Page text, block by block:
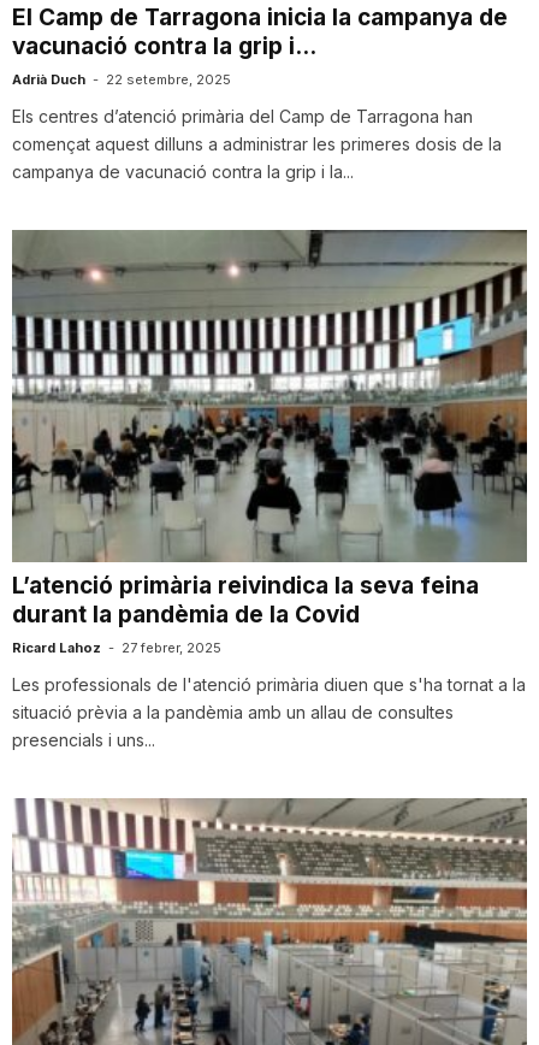
r
r
g
o
n
El Camp de Tarragona inicia la campanya de
vacunació contra la grip i...
Adrià Duch - 22 setembre, 2025
Els centres d’atenció primària del Camp de Tarragona han
començat aquest dilluns a administrar les primeres dosis de la
campanya de vacunació contra la grip i la...
L’atenció primària reivindica la seva feina
durant la pandèmia de la Covid
Ricard Lahoz - 27 febrer, 2025
Les professionals de l'atenció primària diuen que s'ha tornat a la
situació prèvia a la pandèmia amb un allau de consultes
presencials i uns...